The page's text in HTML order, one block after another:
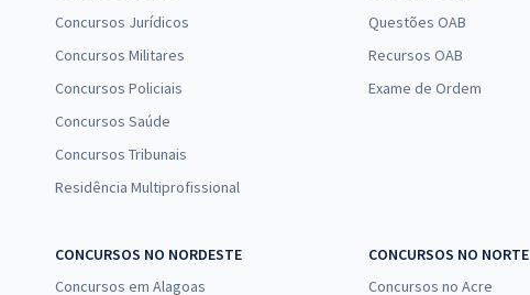
Concursos Jurídicos
Concursos Militares
Concursos Policiais
Concursos Saúde
Concursos Tribunais
Residência Multiprofissional
Questões OAB
Recursos OAB
Exame de Ordem
CONCURSOS NO NORDESTE
Concursos em Alagoas
CONCURSOS NO NORTE
Concursos no Acre